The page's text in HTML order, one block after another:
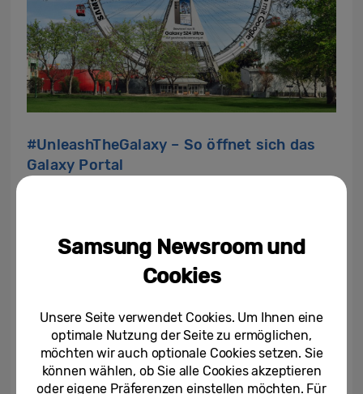
#UnleashTheGalaxy – So öffnet sich das
Galaxy Portal
darauf verlinkten AR-Filter, wird beim
Wiener Riesenrad das Portal zu einer
Diejenigen, die dieses digitale, bildstarke
und immersive Erlebnis auf TikTok oder
Instagram teilen und @samsungaustria
taggen, nehmen an dem Gewinnspiel teil
Samsung Newsroom und
Cookies
Unsere Seite verwendet Cookies. Um Ihnen eine
optimale Nutzung der Seite zu ermöglichen,
möchten wir auch optionale Cookies setzen. Sie
können wählen, ob Sie alle Cookies akzeptieren
oder eigene Präferenzen einstellen möchten. Für